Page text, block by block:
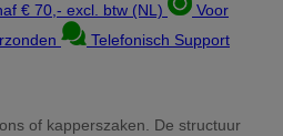
€ 70,- excl. btw (NL)
Voor
Telefonisch Support
of kapperszaken. De structuur